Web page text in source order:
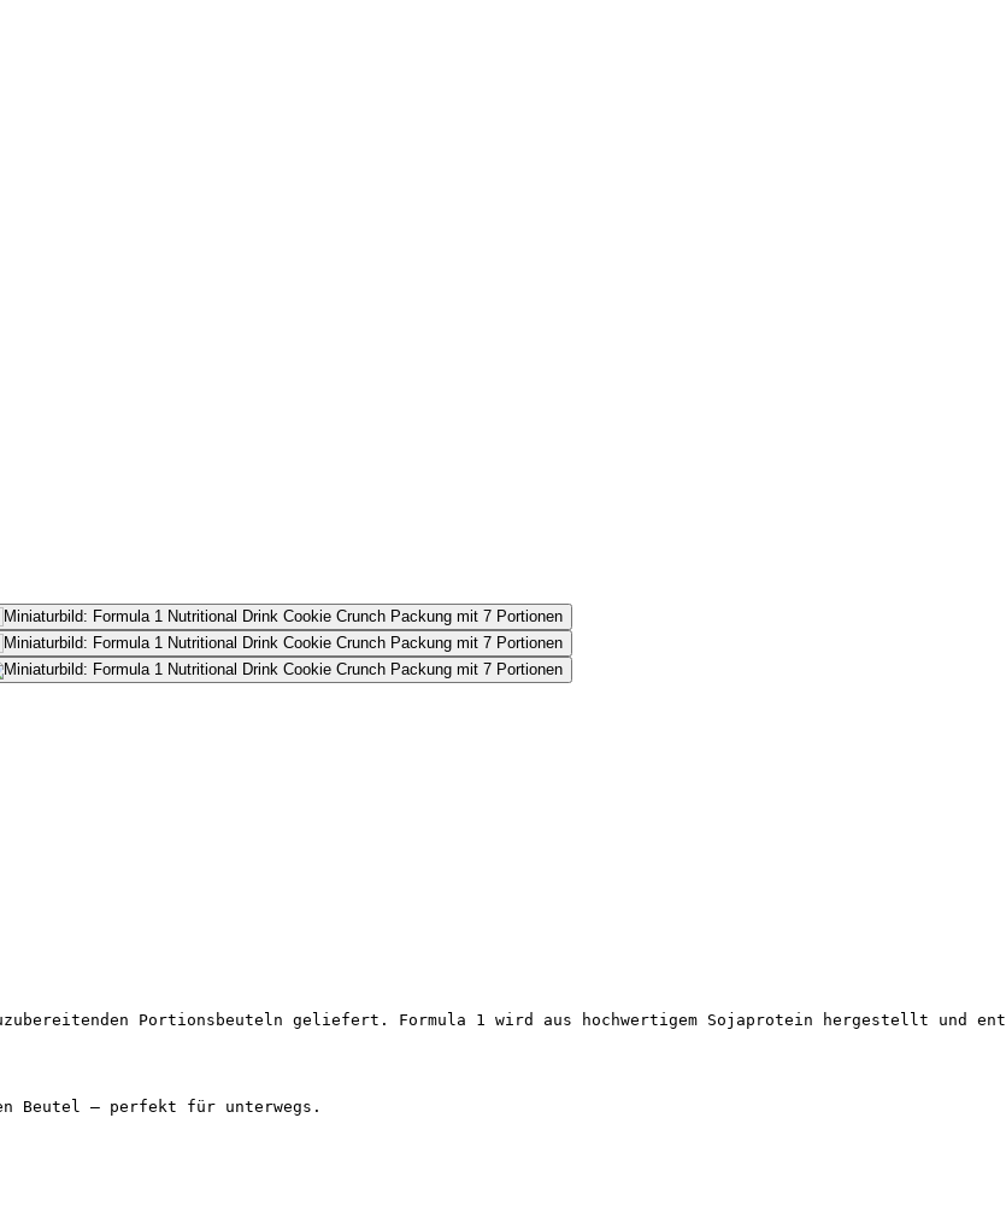
Portionsbeuteln geliefert. Formula 1 wird aus hochwertigem Sojaprotein hergestellt und
Beutel – perfekt für unterwegs.